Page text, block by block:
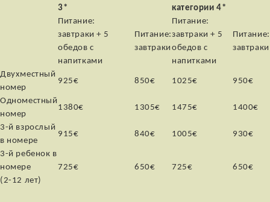
3*
категории 4*
Питание:
завтраки + 5
обедов с
напитками
Питание:
завтраки
Питание:
завтраки + 5
обедов с
напитками
Питание:
завтраки
Двухместный
номер
925€ 850€ 1025€ 950€
Одноместный
номер
1380€ 1305€ 1475€ 1400€
3-й взрослый
в номере
915€ 840€ 1005€ 930€
3-й ребенок в
номере
(2-12 лет)
725€ 650€ 725€ 650€